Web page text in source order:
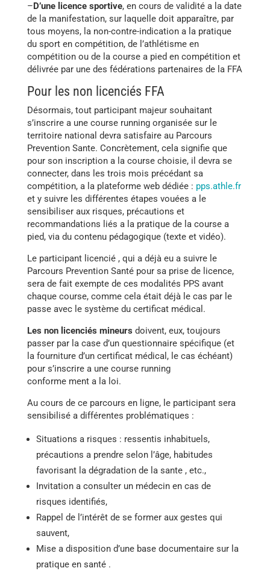
–D’une licence sportive, en cours de validité a la date
de la manifestation, sur laquelle doit apparaître, par
tous moyens, la non-contre-indication a la pratique
du sport en compétition, de l’athlétisme en
compétition ou de la course a pied en compétition et
délivrée par une des fédérations partenaires de la FFA
Pour les non licenciés FFA
Désormais, tout participant majeur souhaitant
s’inscrire a une course running organisée sur le
territoire national devra satisfaire au Parcours
Prevention Sante. Concrètement, cela signifie que
pour son inscription a la course choisie, il devra se
connecter, dans les trois mois précédant sa
compétition, a la plateforme web dédiée : pps.athle.fr
et y suivre les différentes étapes vouées a le
sensibiliser aux risques, précautions et
recommandations liés a la pratique de la course a
pied, via du contenu pédagogique (texte et vidéo).
Le participant licencié , qui a déjà eu a suivre le
Parcours Prevention Santé pour sa prise de licence,
sera de fait exempte de ces modalités PPS avant
chaque course, comme cela était déjà le cas par le
passe avec le système du certificat médical.
Les non licenciés mineurs doivent, eux, toujours
passer par la case d’un questionnaire spécifique (et
la fourniture d’un certificat médical, le cas échéant)
pour s’inscrire a une course running
conforme ment a la loi.
Au cours de ce parcours en ligne, le participant sera
sensibilisé a différentes problématiques :
Situations a risques : ressentis inhabituels,
précautions a prendre selon l’âge, habitudes
favorisant la dégradation de la sante , etc.,
Invitation a consulter un médecin en cas de
risques identifiés,
Rappel de l’intérêt de se former aux gestes qui
sauvent,
Mise a disposition d’une base documentaire sur la
pratique en santé .